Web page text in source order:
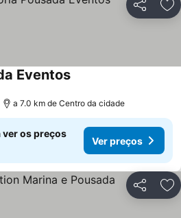
Partilhar
Eventos
a 7.0 km de Centro da cidade
ver os preços
Ver preços
Partilhar